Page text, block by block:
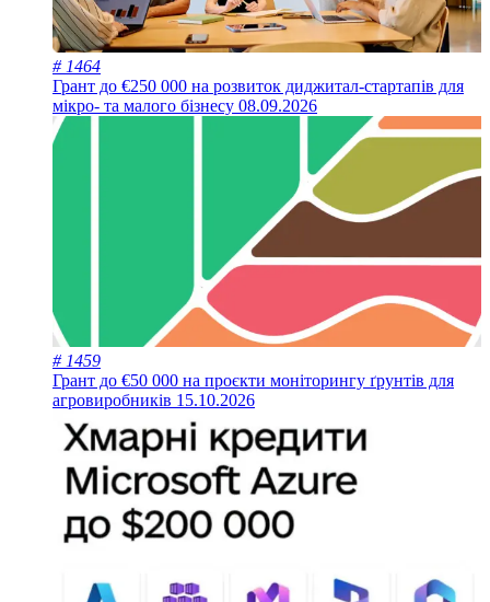
# 1464
Грант до €250 000 на розвиток диджитал-стартапів для
мікро- та малого бізнесу 08.09.2026
# 1459
Грант до €50 000 на проєкти моніторингу ґрунтів для
агровиробників 15.10.2026